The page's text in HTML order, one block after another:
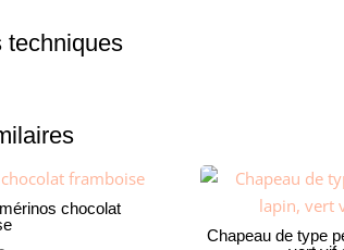
type
tête,
sisal
rose,
T
techniques
chocolat
Chapeau de type